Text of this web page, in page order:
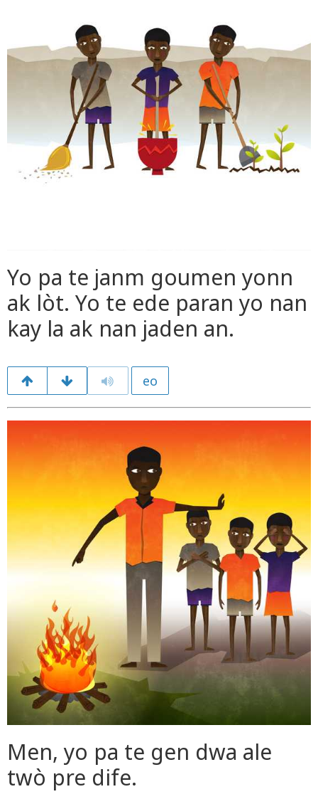
Yo pa te janm goumen yonn
ak lòt. Yo te ede paran yo nan
kay la ak nan jaden an.
eo
Men, yo pa te gen dwa ale
twò pre dife.